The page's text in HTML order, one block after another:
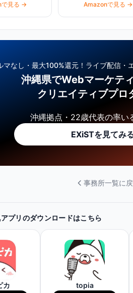
見る →
Amazonで見る →
マなし・最大100%還元！ ライブ配信・
沖縄県でWebマーケテ
クリエイティブプロ
沖縄拠点・22歳代表の率い
EXiSTを見てみ
事務所一覧に
アプリのダウンロードはこちら
カ topia